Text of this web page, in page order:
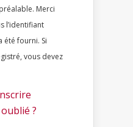
Merci
l’identifiant
vous devez
?